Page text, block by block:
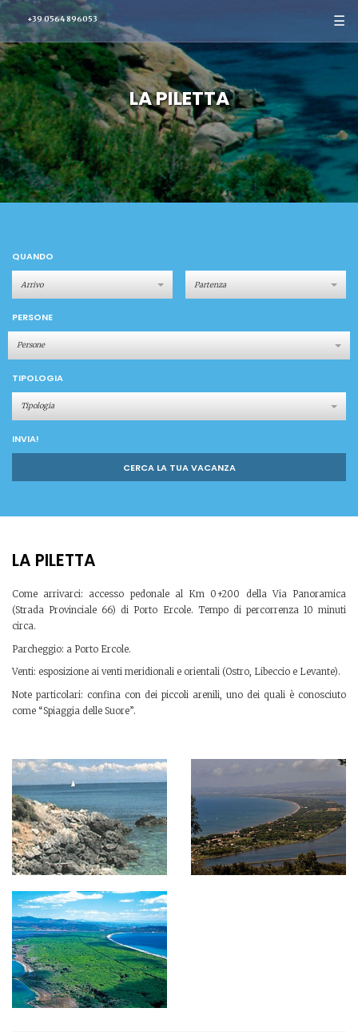
+39 0564 896053 ☰
LA PILETTA
QUANDO
PERSONE
Persone
TIPOLOGIA
Tipologia
INVIA!
CERCA LA TUA VACANZA
LA PILETTA
Come arrivarci: accesso pedonale al Km 0+200 della Via Panoramica
(Strada Provinciale 66) di Porto Ercole. Tempo di percorrenza 10 minuti
circa.
Parcheggio: a Porto Ercole.
Venti: esposizione ai venti meridionali e orientali (Ostro, Libeccio e Levante).
Note particolari: confina con dei piccoli arenili, uno dei quali è conosciuto
come “Spiaggia delle Suore”.